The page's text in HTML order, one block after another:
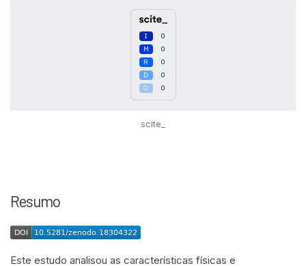
0
0
0
0
0
Other
scite_
Resumo
Este estudo analisou as características físicas e